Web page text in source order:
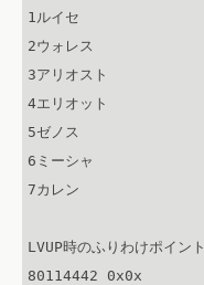
1ルイセ
2ウォレス
3アリオスト
4エリオット
5ゼノス
6ミーシャ
7カレン
LVUP時のふりわけポイント
80114442 0x0x